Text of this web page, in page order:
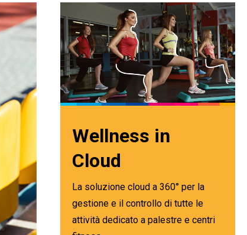
Wellness in
Cloud
La soluzione cloud a 360° per la
gestione e il controllo di tutte le
attività dedicato a palestre e centri